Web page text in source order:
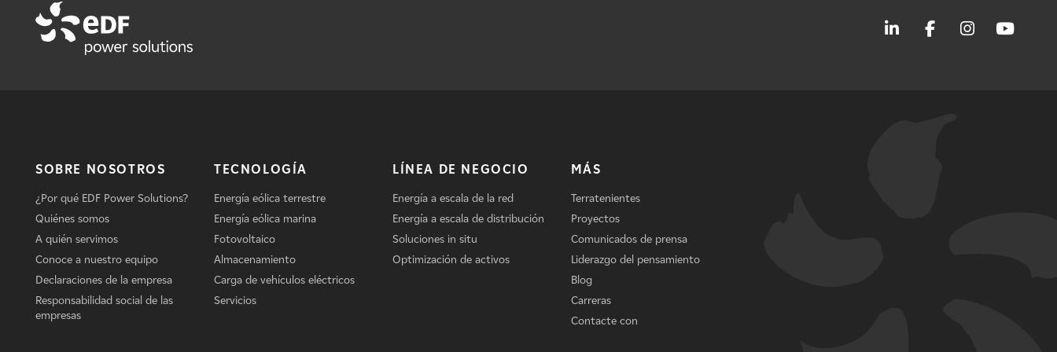
SOBRE NOSOTROS
¿Por qué EDF Power Solutions?
Quiénes somos
A quién servimos
Conoce a nuestro equipo
Declaraciones de la empresa
Responsabilidad social de las
empresas
TECNOLOGÍA
Energía eólica terrestre
Energía eólica marina
Fotovoltaico
Almacenamiento
Carga de vehículos eléctricos
Servicios
LÍNEA DE NEGOCIO
Energía a escala de la red
Energía a escala de distribución
Soluciones in situ
Optimización de activos
MÁS
Terratenientes
Proyectos
Comunicados de prensa
Liderazgo del pensamiento
Blog
Carreras
Contacte con